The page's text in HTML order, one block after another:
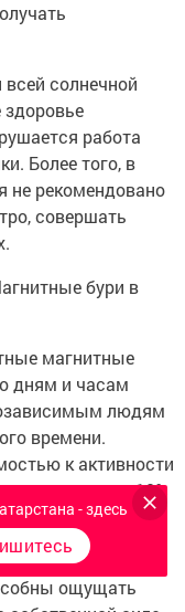
солнечной
работа
Более того, в
не рекомендовано
совершать
бури в
магнитные
дням и часам
людям
времени.
к активности
примерно 10%
порталу
ощущать
- здесь